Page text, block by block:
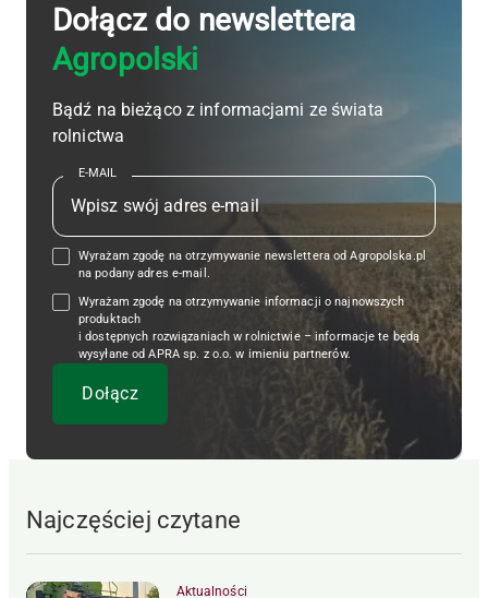
Dołącz do newslettera
Agropolski
Bądź na bieżąco z informacjami ze świata
rolnictwa
E-MAIL
Wyrażam zgodę na otrzymywanie newslettera od Agropolska.pl
na podany adres e-mail.
Wyrażam zgodę na otrzymywanie informacji o najnowszych
produktach
i dostępnych rozwiązaniach w rolnictwie – informacje te będą
wysyłane od APRA sp. z o.o. w imieniu partnerów.
Najczęściej czytane
Aktualności